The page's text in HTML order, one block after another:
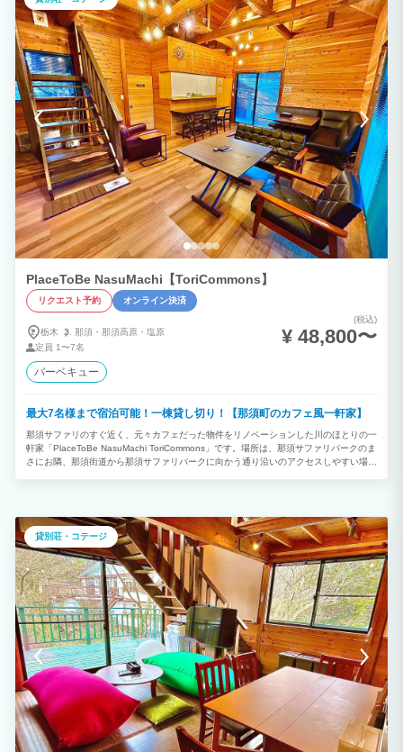
PlaceToBe NasuMachi【ToriCommons】
リクエスト予約 オンライン決済
栃木 那須・ 那須高原・ 塩原
定員 1〜7名
(税込)
¥ 48,800〜
バーベキュー
最大7名様まで宿泊可能！一棟貸し切り！【那須町のカフェ風一軒家】
那須サファリのすぐ近く、元々カフェだった物件をリノベーションした川のほとりの一
軒家「PlaceToBe NasuMachi ToriCommons」です。場所は、那須サファリパークのま
さにお隣、那須街道から那須サファリパークに向かう通り沿いのアクセスしやすい場所
セス』（車での所要時間） 那須ハイランドパーク（10分） 那須渓流パーク（5分） 南
ヶ丘牧場（6分） 那須高原（15分） 那須サファリパーク（1分） 那須フィンランドの
森（3分） 那須りんどう湖ファミリー牧場（10分） 那須どうぶつ王国（30分） ご予
約お待ち申し上げております。
貸別荘・コテージ